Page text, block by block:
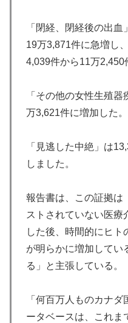
「閉経、閉経後の出
19万3,871件に急増し
4,039件から11万2,450
「その他の女性生殖
万3,621件に増加した。
「見逃した中絶」は
しました。
報告書は、この証拠は
ストされていない医療
した後、時間的にヒ
が明らかに増加してい
る」と主張している。
「何百万人ものカナ
ータベースは、これま